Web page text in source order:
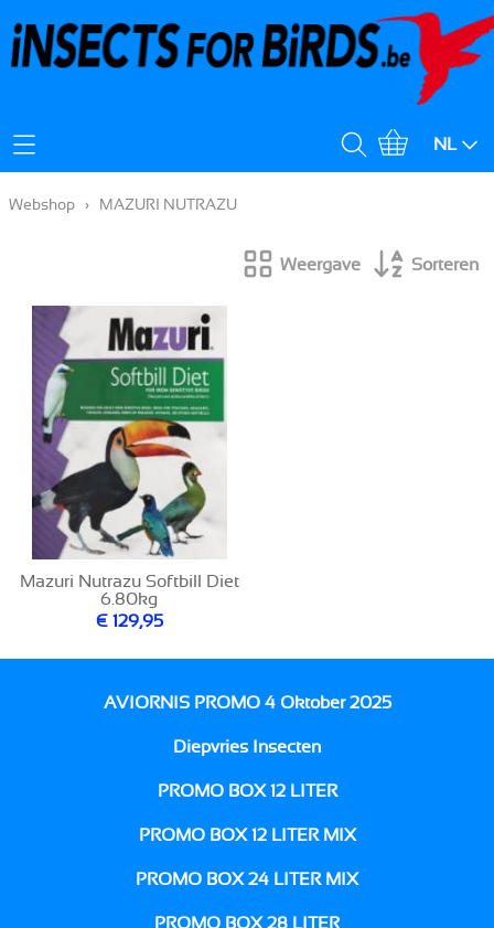
Mijn Account
Verzendingskost
NL
AVIORNIS PROMO 4 Oktober 2025
Diepvries Insecten
PROMO BOX 12 LITER
PROMO BOX 12 LITER MIX
PROMO BOX 24 LITER MIX
PROMO BOX 28 LITER
Webshop › MAZURI NUTRAZU
Weergave Sorteren
Mazuri Nutrazu Softbill Diet
6.80kg
€ 129,95